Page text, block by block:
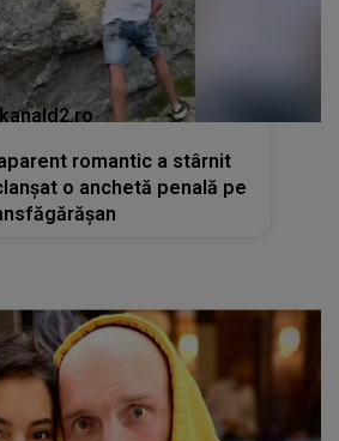
kanald2.ro
romantic a stârnit
o anchetă penală pe